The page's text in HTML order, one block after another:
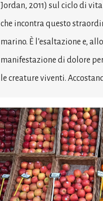
Jordan, 2011) sul ciclo di
che incontra questo
marino. È l’esaltazione e,
manifestazione di dolore
le creature viventi.